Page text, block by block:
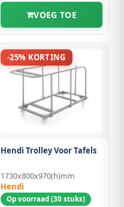
VOEG TOE
-25% KORTING
Hendi Trolley Voor Tafels
1730x800x970(h)mm
Hendi
Op voorraad (30 stuks)